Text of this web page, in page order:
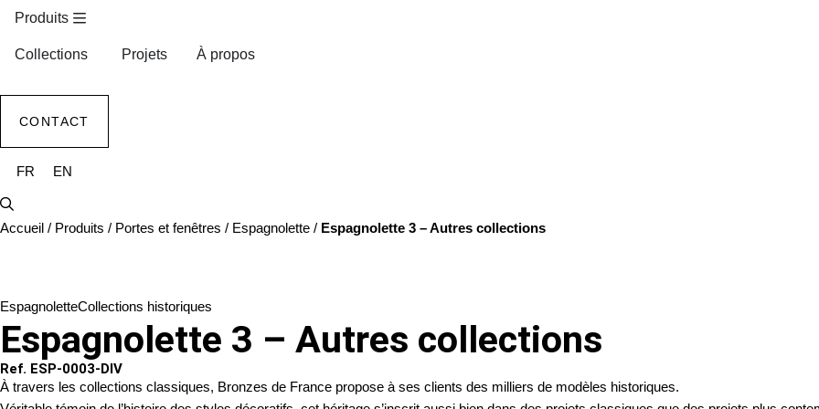
Produits
Collections Projets À propos
CONTACT
FR EN
Accueil / Produits / Portes et fenêtres / Espagnolette / Espagnolette 3 – Autres collections
EspagnoletteCollections historiques
Espagnolette 3 – Autres collections
Ref. ESP-0003-DIV
À travers les collections classiques, Bronzes de France propose à ses clients des milliers de modèles historiques.